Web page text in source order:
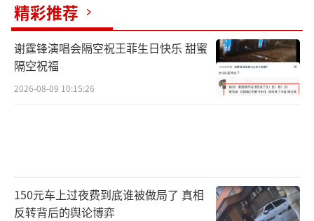
精彩推荐
谢霆锋演唱会隔空祝王菲生日快乐 甜蜜
隔空祝福
2026-08-09 10:15:26
150元车上过夜费到底谁被做局了 真相
反转背后的舆论博弈